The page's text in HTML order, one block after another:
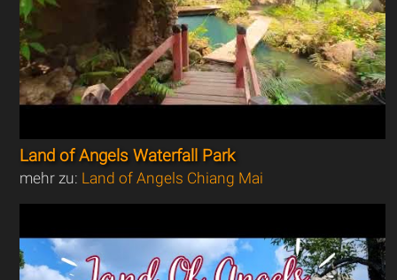
Land of Angels Waterfall Park
mehr zu: Land of Angels Chiang Mai